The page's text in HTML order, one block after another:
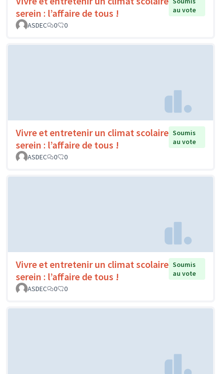
serein : l’affaire de tous !
au vote
ASDEC
0 0
Vivre et entretenir un climat scolaire
serein : l’affaire de tous !
Soumis
au vote
ASDEC
0 0
Vivre et entretenir un climat scolaire
serein : l’affaire de tous !
Soumis
au vote
ASDEC
0 0